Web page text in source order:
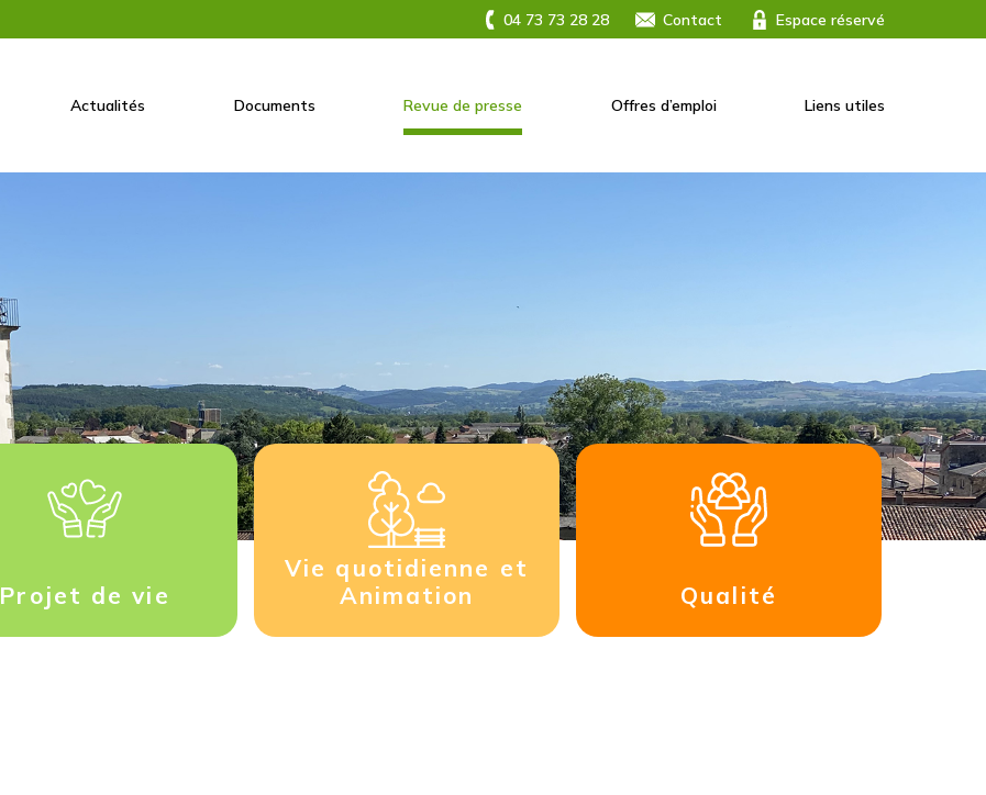
04 73 73 28 28 Contact Espace réservé
Actualités Documents Revue de presse Offres d’emploi Liens utiles
Projet de vie
Vie quotidienne et
Animation
Qualité